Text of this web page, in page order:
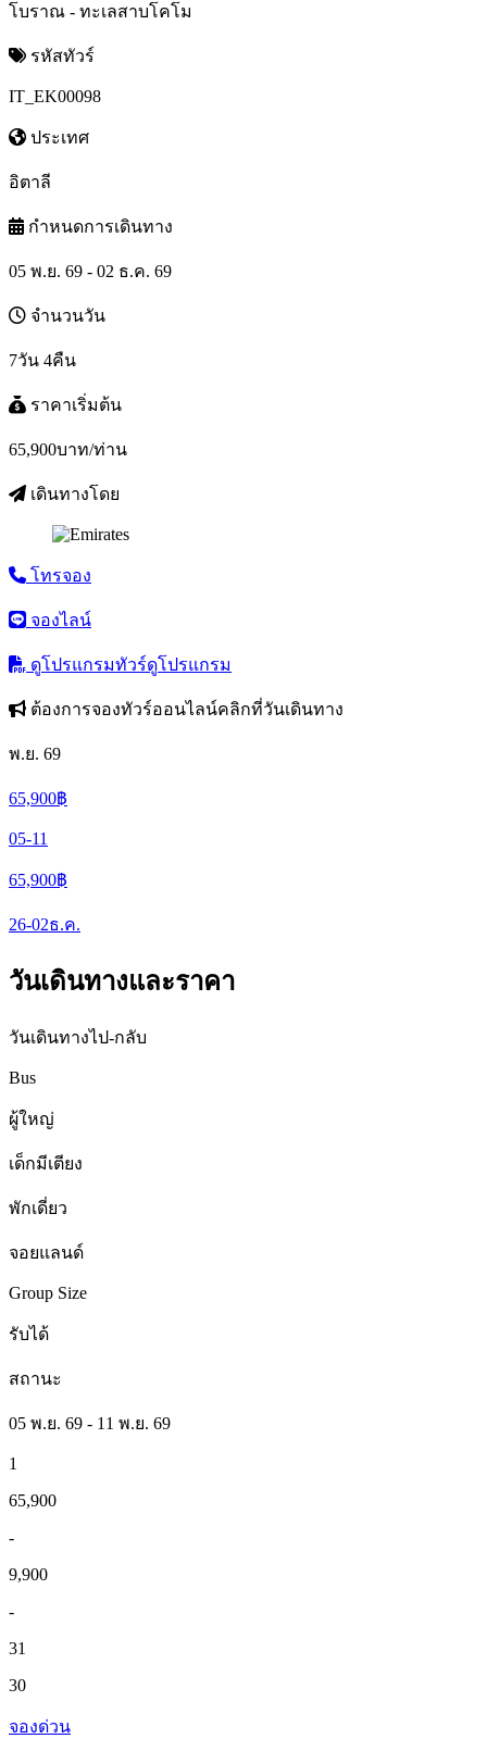
โบราณ - ทะเลสาบโคโม
รหัสทัวร์
IT_EK00098
ประเทศ
อิตาลี
กำหนดการเดินทาง
05 พ.ย. 69 - 02 ธ.ค. 69
จำนวนวัน
7วัน 4คืน
ราคาเริ่มต้น
65,900บาท/ท่าน
เดินทางโดย
โทรจอง
จองไลน์
ดูโปรแกรมทัวร์ดูโปรแกรม
ต้องการจองทัวร์ออนไลน์คลิกที่วันเดินทาง
พ.ย. 69
65,900฿
05-11
65,900฿
26-02ธ.ค.
วันเดินทางและราคา
วันเดินทางไป-กลับ
Bus
ผู้ใหญ่
เด็กมีเตียง
พักเดี่ยว
จอยแลนด์
Group Size
รับได้
สถานะ
05 พ.ย. 69 - 11 พ.ย. 69
1
65,900
-
9,900
-
31
30
จองด่วน